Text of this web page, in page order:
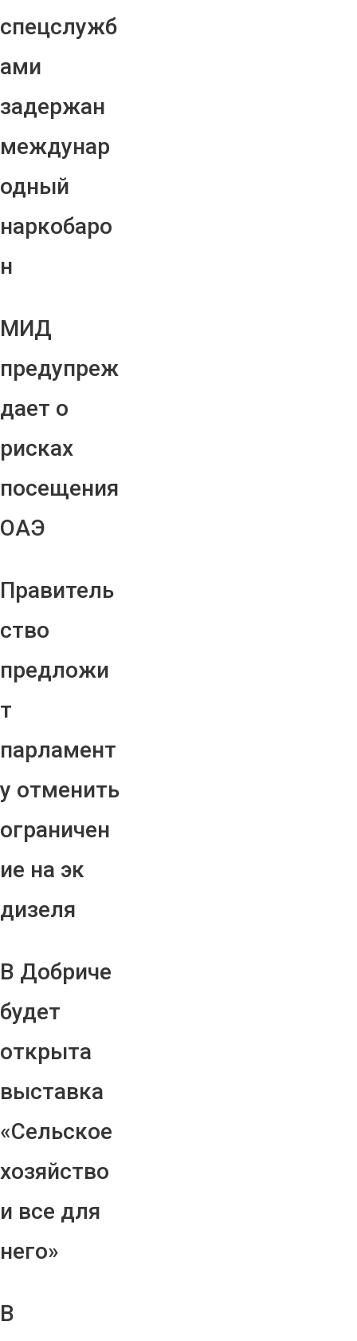
спецслужб
ами
задержан
междунар
одный
наркобаро
н
МИД
предупреж
дает о
рисках
посещения
ОАЭ
Правитель
ство
предложи
т
парламент
у отменить
ограничен
ие на эк
дизеля
В Добриче
будет
открыта
выставка
«Сельское
хозяйство
и все для
него»
В